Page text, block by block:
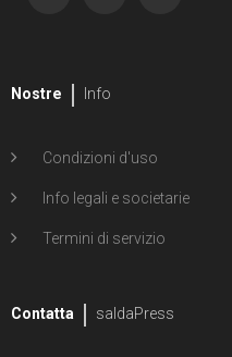
Nostre Info
Condizioni d'uso
Info legali e societarie
Termini di servizio
Contatta saldaPress